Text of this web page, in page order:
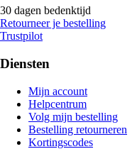
30 dagen bedenktijd
Retourneer je bestelling
Trustpilot
Diensten
Mijn account
Helpcentrum
Volg mijn bestelling
Bestelling retourneren
Kortingscodes